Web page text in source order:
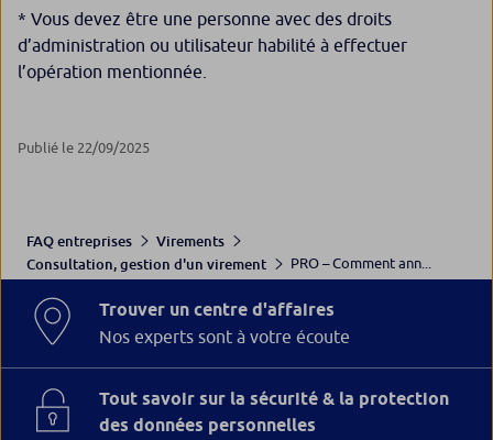
* Vous devez être une personne avec des droits
d’administration ou utilisateur habilité à effectuer
l’opération mentionnée.
Publié le 22/09/2025
FAQ entreprises
Virements
Consultation, gestion d'un virement
PRO – Comment ann...
Trouver un centre d'affaires
Nos experts sont à votre écoute
Tout savoir sur la sécurité & la protection
des données personnelles